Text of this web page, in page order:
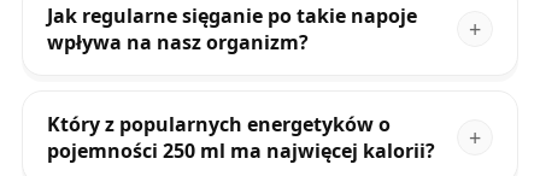
Jak regularne sięganie po takie napoje
wpływa na nasz organizm?
Który z popularnych energetyków o
pojemności 250 ml ma najwięcej kalorii?